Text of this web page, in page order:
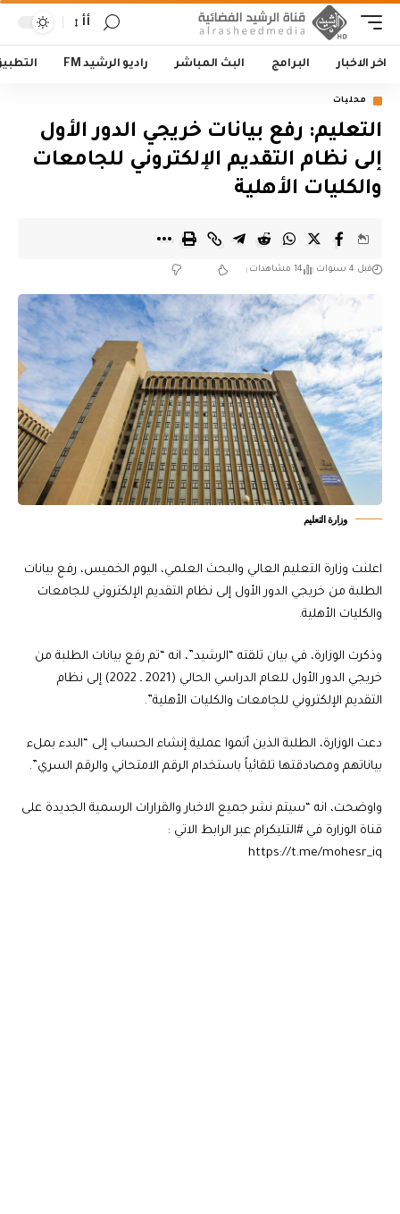
أأ
اخر الاخبار البرامج البث المباشر راديو الرشيد FM
محليات
التعليم: رفع بيانات خريجي الدور الأول
إلى نظام التقديم الإلكتروني للجامعات
والكليات الأهلية
قبل 4 سنوات 14 مشاهدات
وزارة التعليم
اعلنت وزارة التعليم العالي والبحث العلمي، اليوم الخميس، رفع بيانات
الطلبة من خريجي الدور الأول إلى نظام التقديم الإلكتروني للجامعات
والكليات الأهلية.
وذكرت الوزارة، في بيان تلقته “الرشيد”، انه “تم رفع بيانات الطلبة من
خريجي الدور الأول للعام الدراسي الحالي (2021 ـ 2022) إلى نظام
التقديم الإلكتروني للجامعات والكليات الأهلية”.
دعت الوزارة، الطلبة الذين أتموا عملية إنشاء الحساب إلى “البدء بملء
بياناتهم ومصادقتها تلقائياً باستخدام الرقم الامتحاني والرقم السري”.
واوضحت، انه “سيتم نشر جميع الاخبار والقرارات الرسمية الجديدة على
قناة الوزارة في #التليكرام عبر الرابط الاتي :